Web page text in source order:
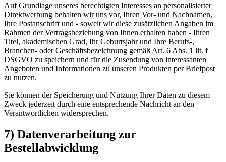
Auf Grundlage unseres berechtigten Interesses an personalisierter
Direktwerbung behalten wir uns vor, Ihren Vor- und Nachnamen,
Ihre Postanschrift und - soweit wir diese zusätzlichen Angaben im
Rahmen der Vertragsbeziehung von Ihnen erhalten haben - Ihren
Titel, akademischen Grad, Ihr Geburtsjahr und Ihre Berufs-,
Branchen- oder Geschäftsbezeichnung gemäß Art. 6 Abs. 1 lit. f
DSGVO zu speichern und für die Zusendung von interessanten
Angeboten und Informationen zu unseren Produkten per Briefpost
zu nutzen.
Sie können der Speicherung und Nutzung Ihrer Daten zu diesem
Zweck jederzeit durch eine entsprechende Nachricht an den
Verantwortlichen widersprechen.
7) Datenverarbeitung zur
Bestellabwicklung